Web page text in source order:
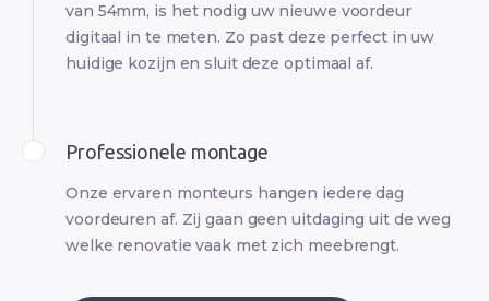
van 54mm, is het nodig uw nieuwe voordeur
digitaal in te meten. Zo past deze perfect in uw
huidige kozijn en sluit deze optimaal af.
Professionele montage
Onze ervaren monteurs hangen iedere dag
voordeuren af. Zij gaan geen uitdaging uit de weg
welke renovatie vaak met zich meebrengt.